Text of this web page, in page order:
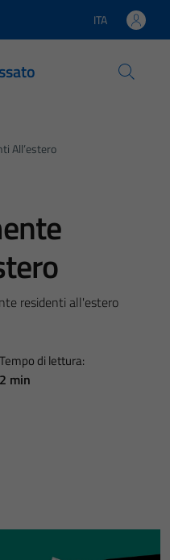
Lingua attiva:
ITA
All’estero
residenti all'estero
Tempo di lettura:
2 min